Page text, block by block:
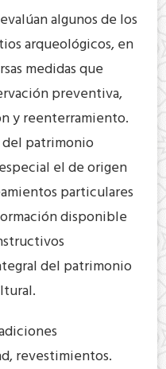
algunos de los
arqueológicos, en
medidas que
preventiva,
y reenterramiento.
patrimonio
el de origen
particulares
disponible
del patrimonio
revestimientos.